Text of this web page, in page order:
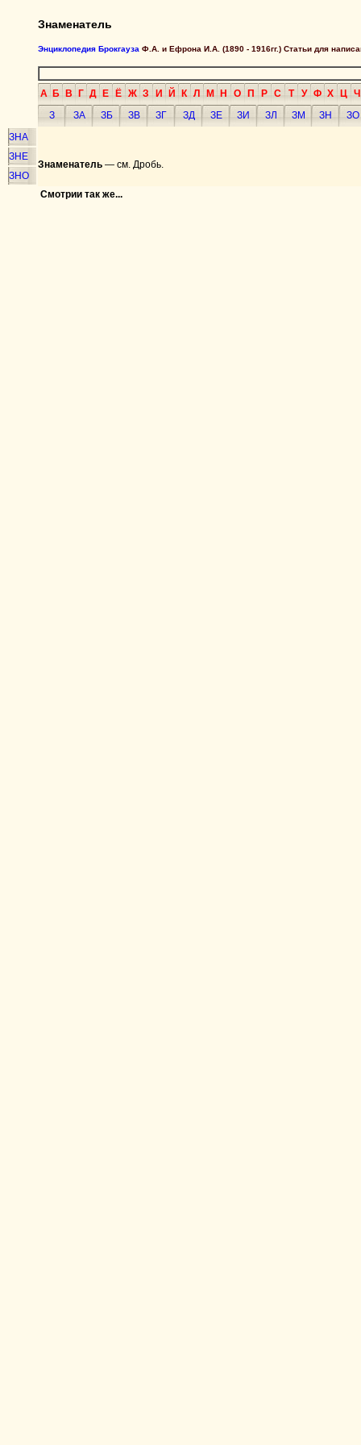
Знаменатель
Энциклопедия Брокгауза Ф.А. и Ефрона И.А. (1890 - 1916гг.) Статьи для
А Б В Г Д Е Ё Ж З И Й К Л М Н О П Р С Т У Ф Х Ц Ч
З
ЗА ЗБ ЗВ ЗГ ЗД ЗЕ ЗИ ЗЛ ЗМ ЗН
ЗО
ЗНА
ЗНЕ
ЗНО
Знаменатель — см. Дробь.
Смотрии так же...